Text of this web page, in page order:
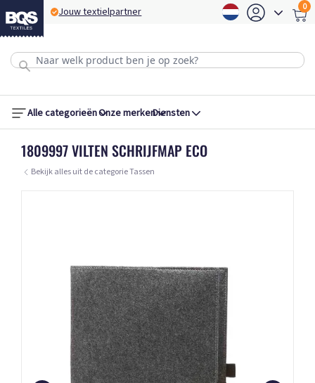
Jouw textielpartner 0
Alle categorieënOnze merkenDiensten
1809997 VILTEN SCHRIJFMAP ECO
Bekijk alles uit de categorie Tassen